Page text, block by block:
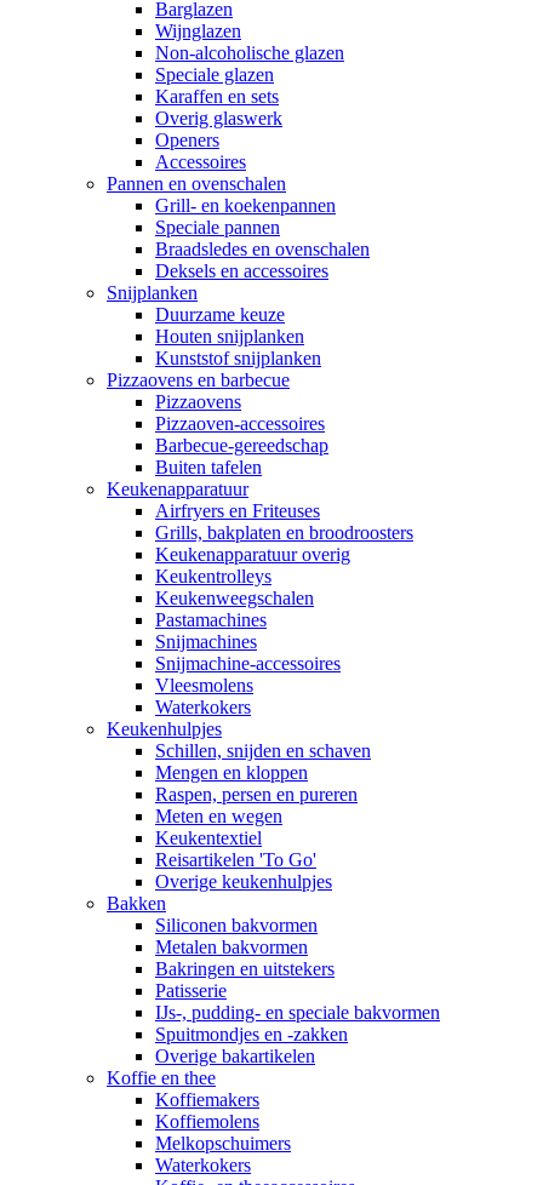
Barglazen
Wijnglazen
Non-alcoholische glazen
Speciale glazen
Karaffen en sets
Overig glaswerk
Openers
Accessoires
Pannen en ovenschalen
Grill- en koekenpannen
Speciale pannen
Braadsledes en ovenschalen
Deksels en accessoires
Snijplanken
Duurzame keuze
Houten snijplanken
Kunststof snijplanken
Pizzaovens en barbecue
Pizzaovens
Pizzaoven-accessoires
Barbecue-gereedschap
Buiten tafelen
Keukenapparatuur
Airfryers en Friteuses
Grills, bakplaten en broodroosters
Keukenapparatuur overig
Keukentrolleys
Keukenweegschalen
Pastamachines
Snijmachines
Snijmachine-accessoires
Vleesmolens
Waterkokers
Keukenhulpjes
Schillen, snijden en schaven
Mengen en kloppen
Raspen, persen en pureren
Meten en wegen
Keukentextiel
Reisartikelen 'To Go'
Overige keukenhulpjes
Bakken
Siliconen bakvormen
Metalen bakvormen
Bakringen en uitstekers
Patisserie
IJs-, pudding- en speciale bakvormen
Spuitmondjes en -zakken
Overige bakartikelen
Koffie en thee
Koffiemakers
Koffiemolens
Melkopschuimers
Waterkokers